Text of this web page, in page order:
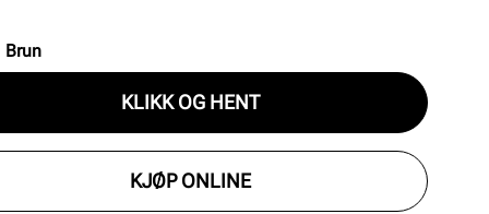
og stil. Str 115 cm.
Brun
KLIKK OG HENT
KJØP ONLINE